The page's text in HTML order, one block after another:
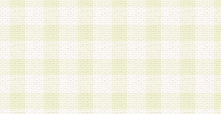
c.その他当社が不適切と判断する場合
2.当社は、会員登録希望者を会員として承認する
した 場合、会員登録希望者による会員登録手続
による承認後の場合であっても、会員登録の取り
の抹消を、当社が適切と判 断する方法・手段に
とができるものとします。
3.会員登録希望者が18歳未満、成年被後見人、被
人 である場合は、親権者などの法定代理人の同